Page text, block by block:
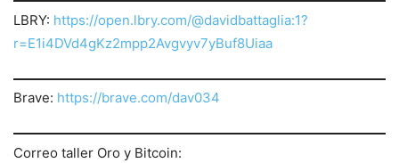
LBRY: https://open.lbry.com/@davidbattaglia:1?
r=E1i4DVd4gKz2mpp2Avgvyv7yBuf8Uiaa
Brave: https://brave.com/dav034
Correo taller Oro y Bitcoin: